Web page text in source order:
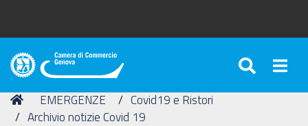
Camera
Commercio
di
Tu
sei
Home
EMERGENZE
Covid19 e Ristori
Archivio notizie Covid 19